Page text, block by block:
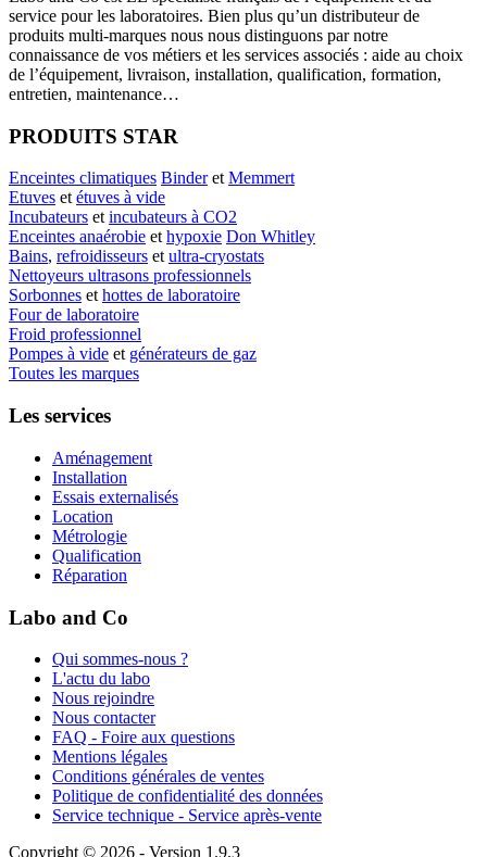
service pour les laboratoires. Bien plus qu’un distributeur de
produits multi-marques nous nous distinguons par notre
connaissance de vos métiers et les services associés : aide au choix
de l’équipement, livraison, installation, qualification, formation,
entretien, maintenance…
PRODUITS STAR
Enceintes climatiques BinderetMemmert
Etuves etétuves à vide
Incubateurs etincubateurs à CO2
Enceintes anaérobie ethypoxie Don Whitley
Bains, refroidisseurs etultra-cryostats
Nettoyeurs ultrasons professionnels
Sorbonnes ethottes de laboratoire
Four de laboratoire
Froid professionnel
Pompes à vide et générateurs de gaz
Toutes les marques
Les services
Aménagement
Installation
Essais externalisés
Location
Métrologie
Qualification
Réparation
Labo and Co
Qui sommes-nous ?
L'actu du labo
Nous rejoindre
Nous contacter
FAQ - Foire aux questions
Mentions légales
Conditions générales de ventes
Politique de confidentialité des données
Service technique - Service après-vente
Copyright © 2026 - Version 1.9.3